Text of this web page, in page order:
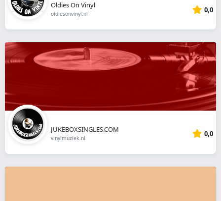
Oldies On Vinyl
oldiesonvinyl.nl 0,0
JUKEBOXSINGLES.COM
vinylmuziek.nl 0,0